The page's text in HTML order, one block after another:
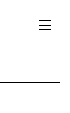
Ouvrir